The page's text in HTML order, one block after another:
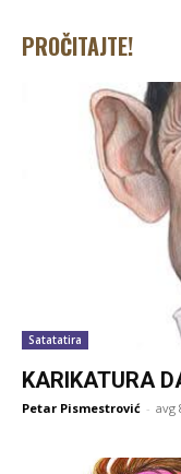
PROČITAJTE!
Satatatira
KARIKATURA
Petar Pismestrović - avg